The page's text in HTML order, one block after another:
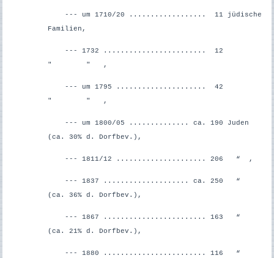
--- um 1710/20 .................. 11 jüdische
Familien,
--- 1732 ........................ 12
" " ,
--- um 1795 ..................... 42
" " ,
--- um 1800/05 .............. ca. 190 Juden
(ca. 30% d. Dorfbev.),
--- 1811/12 ..................... 206 “ ,
--- 1837 .................... ca. 250 “
(ca. 36% d. Dorfbev.),
--- 1867 ........................ 163 “
(ca. 21% d. Dorfbev.),
--- 1880 ........................ 116 “